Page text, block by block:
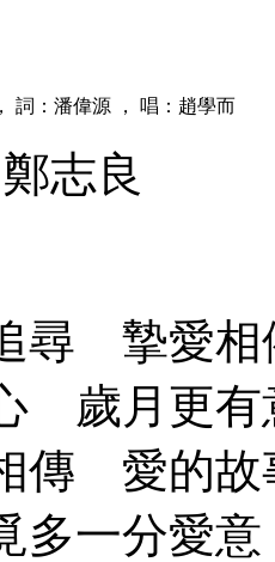
詞：潘偉源 ， 唱：趙學而
志良
尋 摯愛相
歲月更有
傳 愛的故
一分愛意